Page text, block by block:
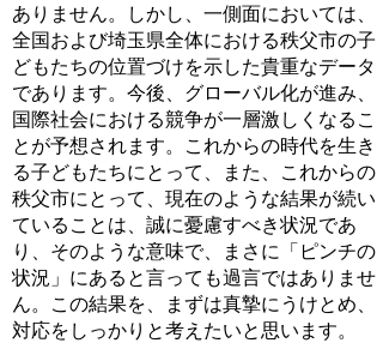
ありません。しかし、一側面においては、
全国および埼玉県全体における秩父市の子
どもたちの位置づけを示した貴重なデータ
であります。今後、グローバル化が進み、
国際社会における競争が一層激しくなるこ
とが予想されます。これからの時代を生き
る子どもたちにとって、また、これからの
秩父市にとって、現在のような結果が続い
ていることは、誠に憂慮すべき状況であ
り、そのような意味で、まさに「ピンチの
状況」にあると言っても過言ではありませ
ん。この結果を、まずは真摯にうけとめ、
対応をしっかりと考えたいと思います。